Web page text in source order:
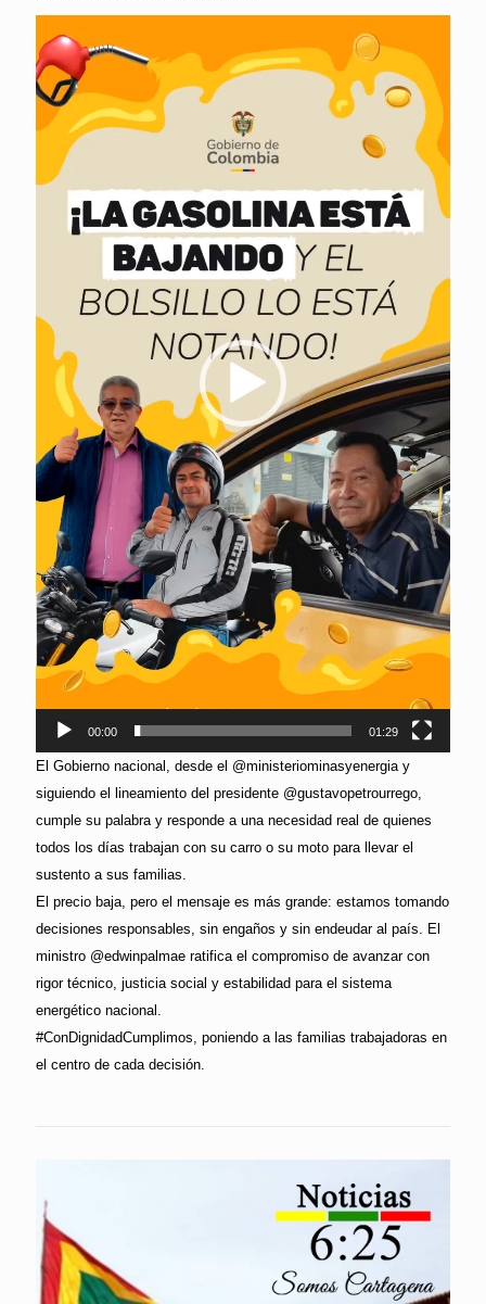
de
vídeo
00:00 01:29
El Gobierno nacional, desde el @ministeriominasyenergia y
siguiendo el lineamiento del presidente @gustavopetrourrego,
cumple su palabra y responde a una necesidad real de quienes
todos los días trabajan con su carro o su moto para llevar el
sustento a sus familias.
El precio baja, pero el mensaje es más grande: estamos tomando
decisiones responsables, sin engaños y sin endeudar al país. El
ministro @edwinpalmae ratifica el compromiso de avanzar con
rigor técnico, justicia social y estabilidad para el sistema
energético nacional.
#ConDignidadCumplimos, poniendo a las familias trabajadoras en
el centro de cada decisión.